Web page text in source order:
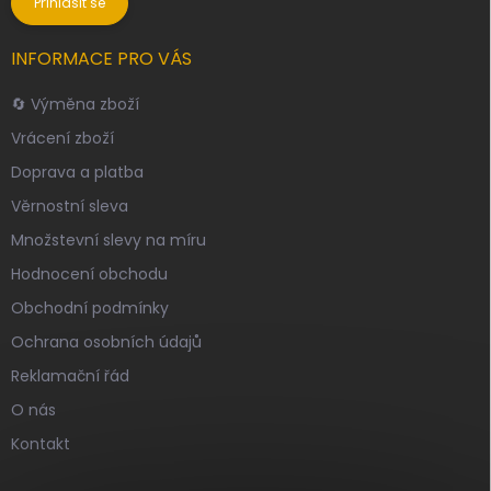
INFORMACE PRO VÁS
🔄 Výměna zboží
Vrácení zboží
Doprava a platba
Věrnostní sleva
Množstevní slevy na míru
Hodnocení obchodu
Obchodní podmínky
Ochrana osobních údajů
Reklamační řád
O nás
Kontakt